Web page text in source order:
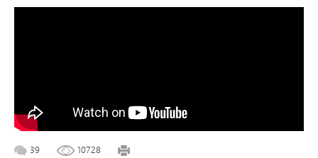
39 10728